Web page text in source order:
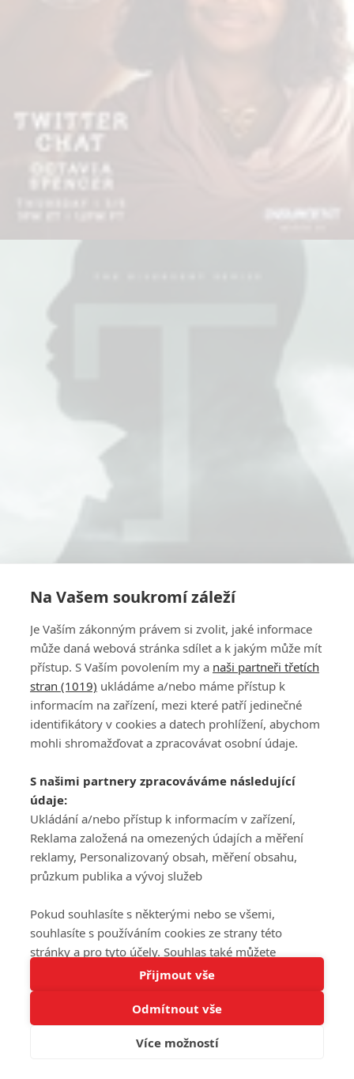
Tato stránka používá soubory cookies.
Rozumím
Na Vašem soukromí záleží
Je Vaším zákonným právem si zvolit, jaké informace
může daná webová stránka sdílet a k jakým může mít
přístup. S Vaším povolením my a naši partneři třetích
stran (1019) ukládáme a/nebo máme přístup k
informacím na zařízení, mezi které patří jedinečné
identifikátory v cookies a datech prohlížení, abychom
mohli shromažďovat a zpracovávat osobní údaje.
S našimi partnery zpracováváme následující
údaje:
Ukládání a/nebo přístup k informacím v zařízení,
Reklama založená na omezených údajích a měření
reklamy, Personalizovaný obsah, měření obsahu,
průzkum publika a vývoj služeb
Pokud souhlasíte s některými nebo se všemi,
souhlasíte s používáním cookies ze strany této
stránky a pro tyto účely. Souhlas také můžete
odmítnout, ale v takovém případě vám na stránce
nebudou k dispozici některé personalizované funkce.
Vaše volby souhlasu se budou vztahovat pouze na
tuto webovou stránku. Vaše nastavení a odvolání
souhlasu můžete kdykoli změnit na stránce s
Přijmout vše
Odmítnout vše
Více možností